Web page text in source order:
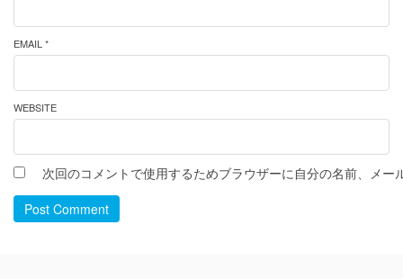
EMAIL *
WEBSITE
次回のコメントで使用するためブラウザーに自分の名前、メー
Post Comment